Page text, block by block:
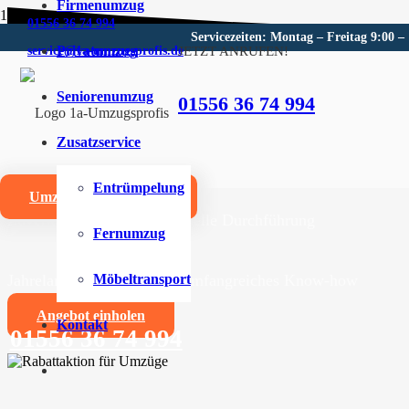
01556 36 74 994
service@1a-umzugsprofis.de
Servicezeiten: Montag – Freitag 9:00 –
JETZT ANRUFEN!
01556 36 74 994
Firmenumzug
Privatumzug
Seniorenumzug
Zusatzservice
Entrümpelung
Fernumzug
Möbeltransport
Kontakt
Umzugskostenrechner
Umzugsunternehmen für
Wir sind Ihr kompetentes Umzugsunternehmen für
Zuverlässige und professionelle Durchführung
Jahrelange Erfahrung und umfangreiches Know-how
Angebot einholen
01556 36 74 994